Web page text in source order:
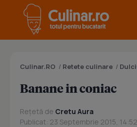
Culinar.RO / Retete culinare /
Banane in coniac
Rețetă de Cretu Aura
Publicat: 23 Septembrie 2015, 14:52